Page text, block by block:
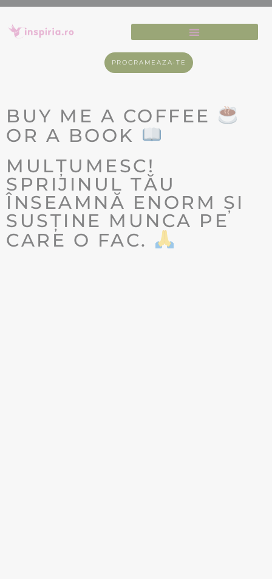
PROGRAMEAZA-TE
BUY ME A COFFEE
OR A BOOK
MULȚUMESC!
SPRIJINUL TĂU
ÎNSEAMNĂ ENORM ȘI
SUSȚINE MUNCA PE
CARE O FAC.